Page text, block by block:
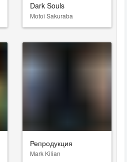
Dark Souls
Motoi Sakuraba
Репродукция
Mark Kilian